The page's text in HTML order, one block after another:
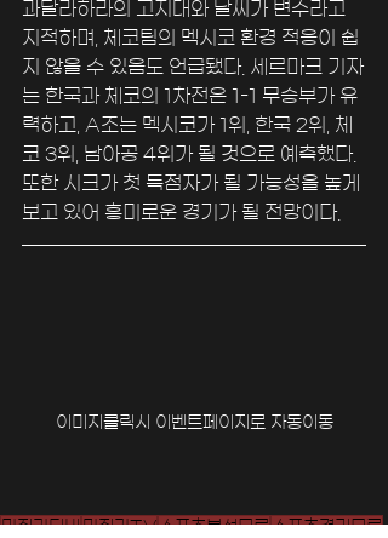
과달라하라의 고지대와 날씨가 변수라고
지적하며, 체코팀의 멕시코 환경 적응이 쉽
지 않을 수 있음도 언급됐다. 세르마크 기자
는 한국과 체코의 1차전은 1-1 무승부가 유
력하고, A조는 멕시코가 1위, 한국 2위, 체
코 3위, 남아공 4위가 될 것으로 예측했다.
또한 시크가 첫 득점자가 될 가능성을 높게
보고 있어 흥미로운 경기가 될 전망이다.
이미지클릭시 이벤트페이지로 자동이동
마징가티비마징가TV스포츠분석무료스포츠경기무료